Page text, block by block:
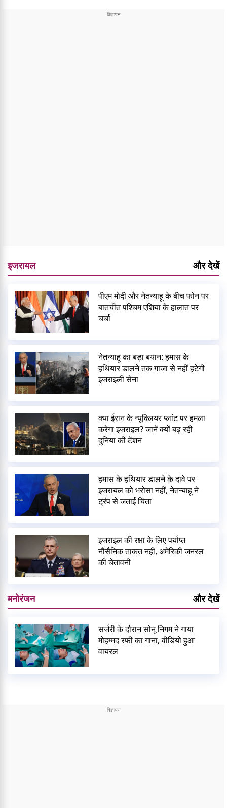
इजरायल और देखें
पीएम मोदी और नेतन्याहू के बीच फोन पर
बातचीत पश्चिम एशिया के हालात पर
चर्चा
नेतन्याहू का बड़ा बयान: हमास के
हथियार डालने तक गाजा से नहीं हटेगी
इजराइली सेना
क्या ईरान के न्यूक्लियर प्लांट पर हमला
करेगा इजराइल? जानें क्यों बढ़ रही
दुनिया की टेंशन
हमास के हथियार डालने के दावे पर
इजरायल को भरोसा नहीं, नेतन्याहू ने
ट्रंप से जताई चिंता
इजराइल की रक्षा के लिए पर्याप्त
नौसैनिक ताकत नहीं, अमेरिकी जनरल
की चेतावनी
मनोरंजन और देखें
सर्जरी के दौरान सोनू निगम ने गाया
मोहम्मद रफी का गाना, वीडियो हुआ
वायरल